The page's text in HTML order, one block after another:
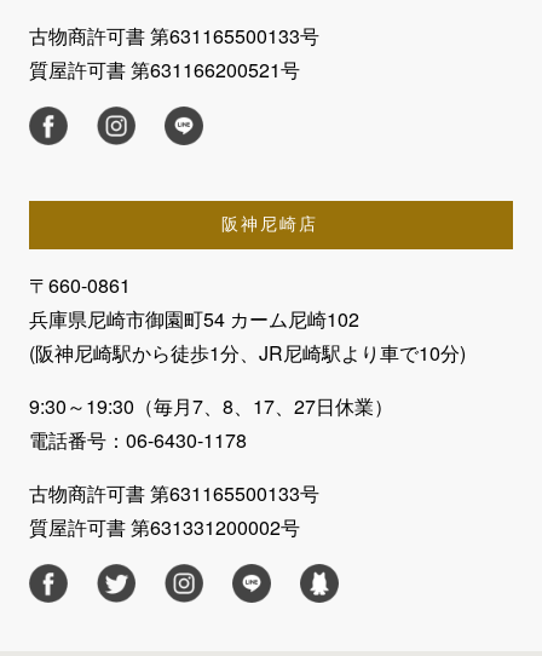
古物商許可書 第631165500133号
質屋許可書 第631166200521号
阪神尼崎店
〒660-0861
兵庫県尼崎市御園町54 カーム尼崎102
(阪神尼崎駅から徒歩1分、JR尼崎駅より車で10分)
9:30～19:30（毎月7、8、17、27日休業）
電話番号：06-6430-1178
古物商許可書 第631165500133号
質屋許可書 第631331200002号